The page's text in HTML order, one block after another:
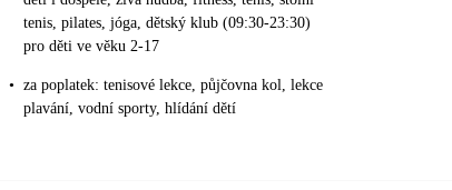
tenis, pilates, jóga, dětský klub (09:30-23:30)
pro děti ve věku 2-17
• za poplatek: tenisové lekce, půjčovna kol, lekce
plavání, vodní sporty, hlídání dětí